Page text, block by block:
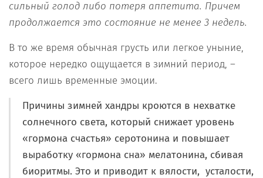
сильный голод либо потеря аппетита. Причем
продолжается это состояние не менее 3 недель.
В то же время обычная грусть или легкое уныние,
которое нередко ощущается в зимний период, –
всего лишь временные эмоции.
Причины зимней хандры кроются в нехватке
солнечного света, который снижает уровень
«гормона счастья» серотонина и повышает
выработку «гормона сна» мелатонина, сбивая
биоритмы. Это и приводит к вялости, усталости,